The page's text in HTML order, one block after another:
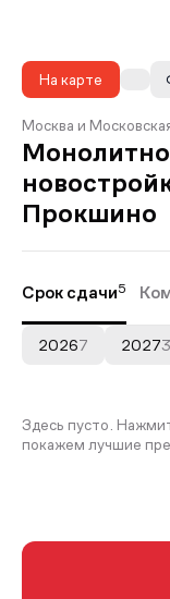
На карте
Москва и
Прокшино
Срок сдачи5
20267 20273
Здесь пусто.
покажем лучшие